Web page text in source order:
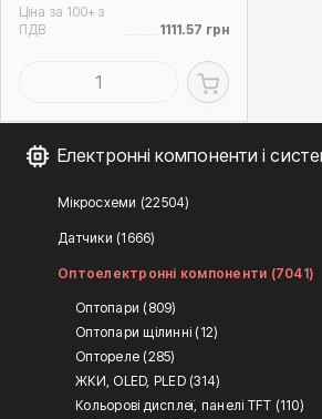
Електронні компоненти і
Мікросхеми (22504)
Датчики (1666)
Оптоелектронні компоненти (7041)
Оптопари (809)
Оптопари щілинні (12)
Оптореле (285)
ЖКИ, OLED, PLED (314)
Кольорові дисплеї, панелі TFT (110)
Ціна за 100+ з
ПДВ
1111.57 грн